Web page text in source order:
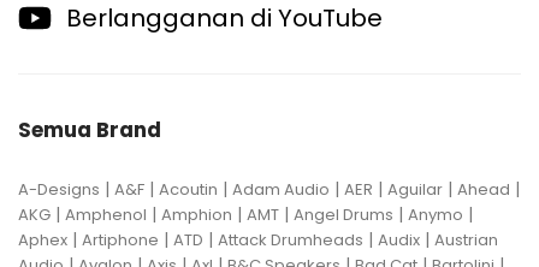
Berlangganan di YouTube
Semua Brand
A-Designs | A&F | Acoutin | Adam Audio | AER | Aguilar | Ahead |
AKG | Amphenol | Amphion | AMT | Angel Drums | Anymo |
Aphex | Artiphone | ATD | Attack Drumheads | Audix | Austrian